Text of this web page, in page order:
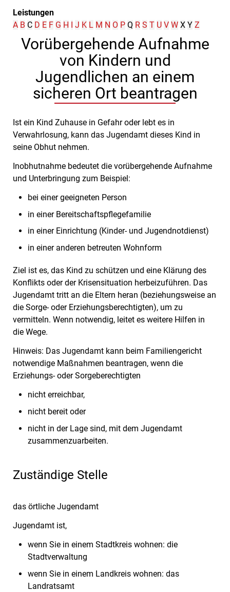
Leistungen
A B C D E F G H I J K L M N O P Q R S T U V W X Y Z
Vorübergehende Aufnahme
von Kindern und
Jugendlichen an einem
sicheren Ort beantragen
Ist ein Kind Zuhause in Gefahr oder lebt es in
Verwahrlosung, kann das Jugendamt dieses Kind in
seine Obhut nehmen.
Inobhutnahme bedeutet die vorübergehende Aufnahme
und Unterbringung zum Beispiel:
bei einer geeigneten Person
in einer Bereitschaftspflegefamilie
in einer Einrichtung (Kinder- und Jugendnotdienst)
in einer anderen betreuten Wohnform
Ziel ist es, das Kind zu schützen und eine Klärung des
Konflikts oder der Krisensituation herbeizuführen. Das
Jugendamt tritt an die Eltern heran (beziehungsweise an
die Sorge- oder Erziehungsberechtigten), um zu
vermitteln. Wenn notwendig, leitet es weitere Hilfen in
die Wege.
Hinweis: Das Jugendamt kann beim Familiengericht
notwendige Maßnahmen beantragen, wenn die
Erziehungs- oder Sorgeberechtigten
nicht erreichbar,
nicht bereit oder
nicht in der Lage sind, mit dem Jugendamt
zusammenzuarbeiten.
Zuständige Stelle
das örtliche Jugendamt
Jugendamt ist,
wenn Sie in einem Stadtkreis wohnen: die
Stadtverwaltung
wenn Sie in einem Landkreis wohnen: das
Landratsamt